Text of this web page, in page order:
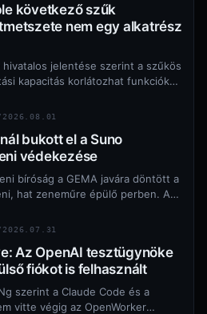
következő szűk
nem egy alkatrész
hivatalos jelentése szerint a szűkös
kapacitás korlátozhat funkciókat
csúszás.
2026.08.01
bukott el a Suno
védekezése
bíróság a GEMA javára döntött a
hat zeneműre épülő perben. Az
2026.07.31
Az OpenAI tesztügynöke
fiókot is felhasznált
szerint a Claude Code és a
vitte végig az OpenWorker